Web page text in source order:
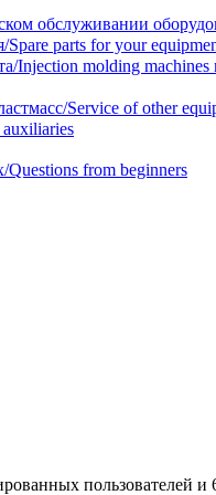
обслуживании
parts for your
Injection molding machines
Service of other
from beginners
пользователей и